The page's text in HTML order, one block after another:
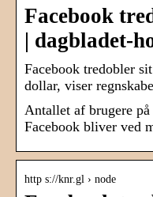
Facebook
| dagbladet-
Facebook tredobler
dollar, viser
Antallet af brugere
Facebook bliver ved
http s://knr.gl › node